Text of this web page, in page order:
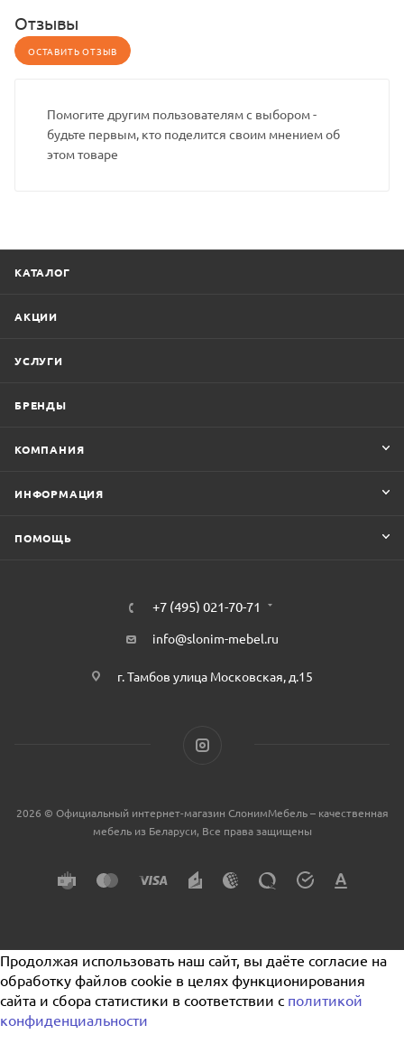
Отзывы
ОСТАВИТЬ ОТЗЫВ
Помогите другим пользователям с выбором -
будьте первым, кто поделится своим мнением об
этом товаре
КАТАЛОГ
АКЦИИ
УСЛУГИ
БРЕНДЫ
КОМПАНИЯ
ИНФОРМАЦИЯ
ПОМОЩЬ
+7 (495) 021-70-71
info@slonim-mebel.ru
г. Тамбов улица Московская, д.15
2026 © Официальный интернет-магазин СлонимМебель – качественная
мебель из Беларуси, Все права защищены
Продолжая использовать наш сайт, вы даёте согласие на
обработку файлов cookie в целях функционирования
сайта и сбора статистики в соответствии с политикой
конфиденциальности